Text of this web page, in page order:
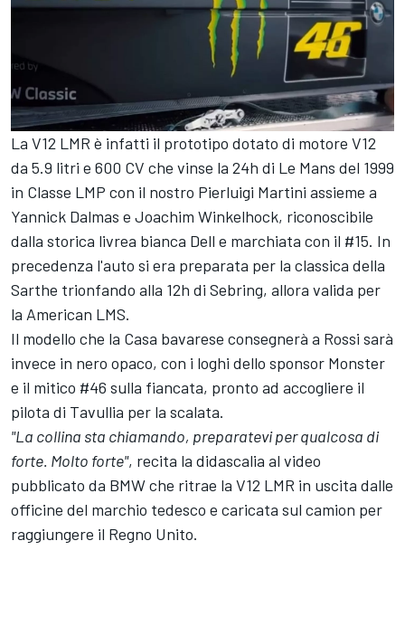
La V12 LMR è infatti il prototipo dotato di motore V12
da 5.9 litri e 600 CV che vinse la 24h di Le Mans del 1999
in Classe LMP con il nostro Pierluigi Martini assieme a
Yannick Dalmas e Joachim Winkelhock, riconoscibile
dalla storica livrea bianca Dell e marchiata con il #15. In
precedenza l'auto si era preparata per la classica della
Sarthe trionfando alla 12h di Sebring, allora valida per
la American LMS.
Il modello che la Casa bavarese consegnerà a Rossi sarà
invece in nero opaco, con i loghi dello sponsor Monster
e il mitico #46 sulla fiancata, pronto ad accogliere il
pilota di Tavullia per la scalata.
"La collina sta chiamando, preparatevi per qualcosa di
forte. Molto forte", recita la didascalia al video
pubblicato da BMW che ritrae la V12 LMR in uscita dalle
officine del marchio tedesco e caricata sul camion per
raggiungere il Regno Unito.